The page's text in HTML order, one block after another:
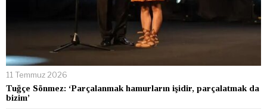
11 Temmuz 2026
Tuğçe Sönmez: ‘Parçalanmak hamurların işidir, parçalatmak da
bizim’